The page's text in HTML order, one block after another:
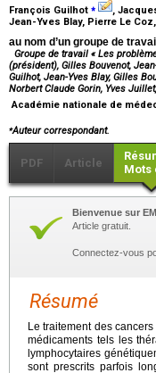
François Guilhot ⁎
,
Jean-Yves Blay, Pierre Le
au nom d’un groupe de
Groupe de travail « Les
(président), Gilles Bouvenot,
Guilhot, Jean-Yves Blay, Gilles
Norbert Claude Gorin, Yves
Académie nationale de
⁎Auteur correspondant.
PDF Article
Mots
Bienvenue sur
Article gratuit.
Connectez-vous
Résumé
Le traitement des
médicaments tels les
lymphocytaires
sont prescrits parfois